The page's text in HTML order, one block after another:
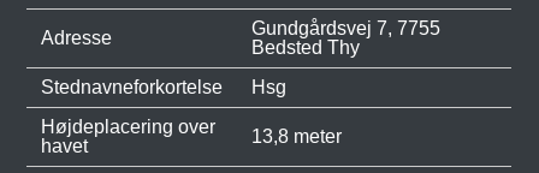
Adresse
Gundgårdsvej 7, 7755
Bedsted Thy
Stednavneforkortelse
Hsg
Højdeplacering over
havet
13,8 meter